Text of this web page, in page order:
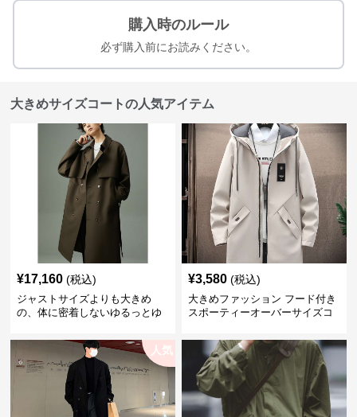
購入時のルール
必ず購入前にお読みください。
大きめサイズコートの人気アイテム
¥17,160 (税込)
ジャストサイズよりも大きめ
の、体に密着しないゆるっとゆ
ゆったりシルエットトレンチコ
¥3,580 (税込)
大きめファッション フード付き
スポーティーオーバーサイズコ
人気